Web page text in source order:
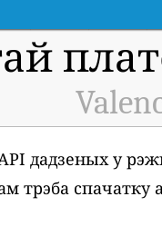
дадзеных у
трэба